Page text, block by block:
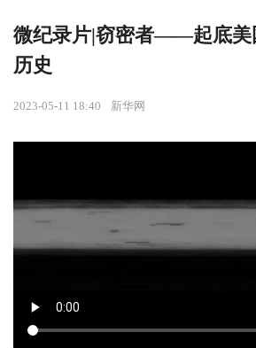
微纪录片|窃密者——起底美
历史
2023-05-11 18:40 新华网